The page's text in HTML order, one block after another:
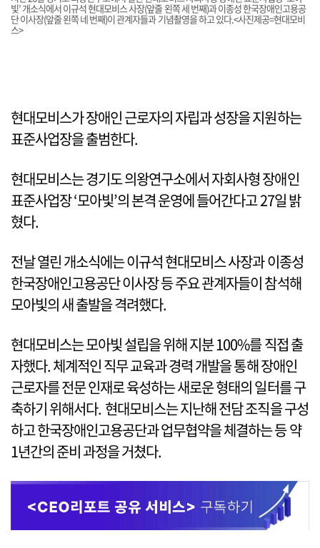
빛’ 개소식에서 이규석 현대모비스 사장(앞줄 왼쪽 세 번째)과 이종성 한국장애인고용공
단 이사장(앞줄 왼쪽 네 번째)이 관계자들과 기념촬영을 하고 있다.<사진제공=현대모비
스>
현대모비스가 장애인 근로자의 자립과 성장을 지원하는
표준사업장을 출범한다.
현대모비스는 경기도 의왕연구소에서 자회사형 장애인
표준사업장 ‘모아빛’의 본격 운영에 들어간다고 27일 밝
혔다.
전날 열린 개소식에는 이규석 현대모비스 사장과 이종성
한국장애인고용공단 이사장 등 주요 관계자들이 참석해
모아빛의 새 출발을 격려했다.
현대모비스는 모아빛 설립을 위해 지분 100%를 직접 출
자했다. 체계적인 직무 교육과 경력 개발을 통해 장애인
근로자를 전문 인재로 육성하는 새로운 형태의 일터를 구
축하기 위해서다. 현대모비스는 지난해 전담 조직을 구성
하고 한국장애인고용공단과 업무협약을 체결하는 등 약
1년간의 준비 과정을 거쳤다.